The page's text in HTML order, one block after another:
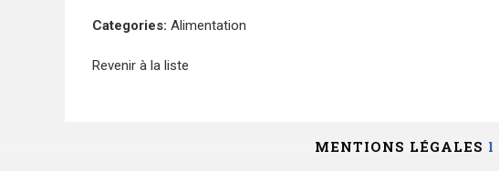
Categories: Alimentation
Revenir à la liste
MENTIONS LÉGALES l